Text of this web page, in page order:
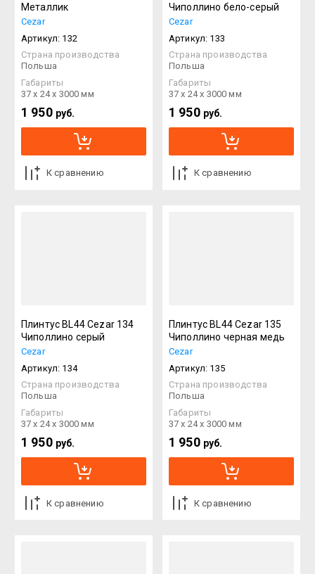
Металлик
Cezar
Артикул: 132
Страна производства
Польша
Габариты
37 х 24 х 3000 мм
1 950 руб.
К сравнению
Чиполлино бело-серый
Cezar
Артикул: 133
Страна производства
Польша
Габариты
37 х 24 х 3000 мм
1 950 руб.
К сравнению
Плинтус BL44 Cezar 134
Чиполлино серый
Cezar
Артикул: 134
Страна производства
Польша
Габариты
37 х 24 х 3000 мм
1 950 руб.
К сравнению
Плинтус BL44 Cezar 135
Чиполлино черная медь
Cezar
Артикул: 135
Страна производства
Польша
Габариты
37 х 24 х 3000 мм
1 950 руб.
К сравнению